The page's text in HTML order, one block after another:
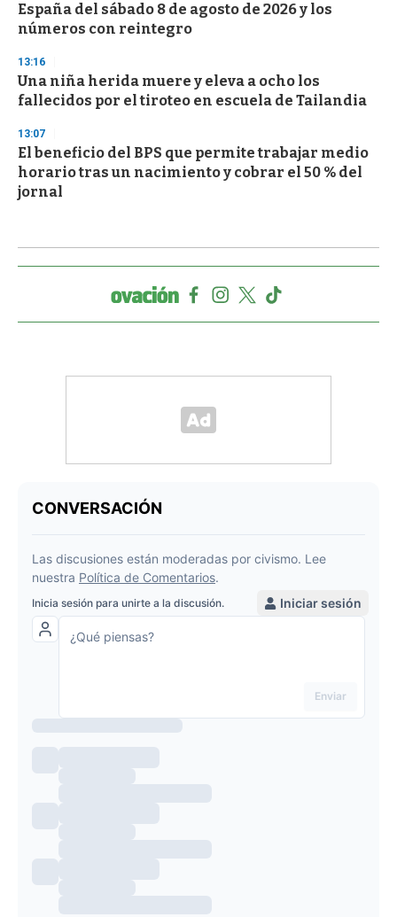
España del sábado 8 de agosto de 2026 y los
números con reintegro
13:16
Una niña herida muere y eleva a ocho los
fallecidos por el tiroteo en escuela de Tailandia
13:07
El beneficio del BPS que permite trabajar medio
horario tras un nacimiento y cobrar el 50 % del
jornal